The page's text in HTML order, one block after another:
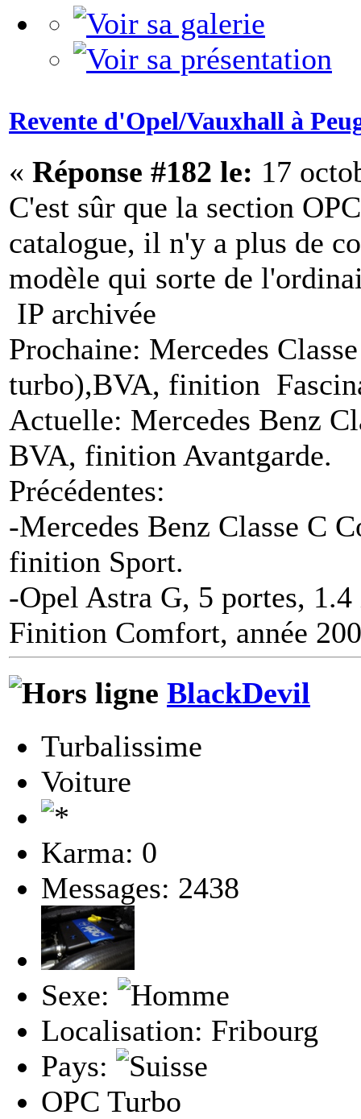
Revente d'Opel/Vauxhall à
« Réponse #182 le: 17
C'est sûr que la section
catalogue, il n'y a plus de
modèle qui sorte de
IP archivée
Prochaine: Mercedes
turbo),BVA, finition
Actuelle: Mercedes Benz
BVA, finition Avantgarde.
Précédentes:
-Mercedes Benz Classe C
finition Sport.
-Opel Astra G, 5 portes,
Finition Comfort, année
BlackDevil
Turbalissime
Voiture
Karma: 0
Messages: 2438
Sexe:
Localisation: Fribourg
Pays:
OPC Turbo